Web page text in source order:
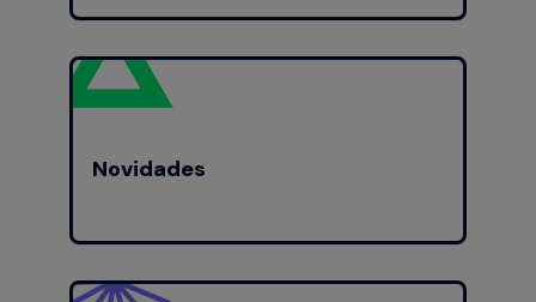
Novidades